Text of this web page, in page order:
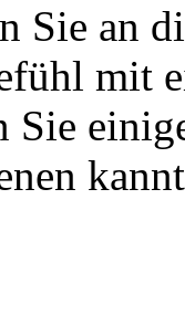
Sie an
mit
Sie